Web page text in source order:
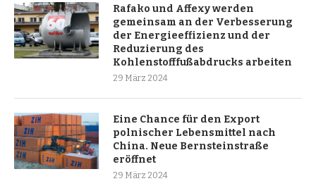
Rafako und Affexy werden
gemeinsam an der Verbesserung
der Energieeffizienz und der
Reduzierung des
Kohlenstofffußabdrucks arbeiten
29 März 2024
Eine Chance für den Export
polnischer Lebensmittel nach
China. Neue Bernsteinstraße
eröffnet
29 März 2024